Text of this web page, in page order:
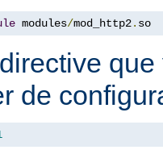
modules/mod_http2. so
de